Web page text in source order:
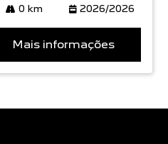
0 km 2026/2026
Mais informações